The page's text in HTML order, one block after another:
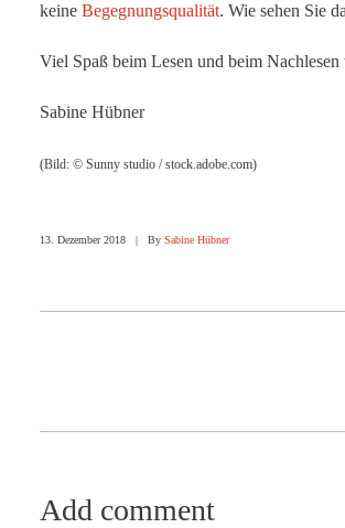
keine Begegnungsqualität. Wie sehen Sie
Viel Spaß beim Lesen und beim Nachlesen
Sabine Hübner
(Bild: © Sunny studio / stock.adobe.com)
13. Dezember 2018 | By Sabine Hübner
Add comment